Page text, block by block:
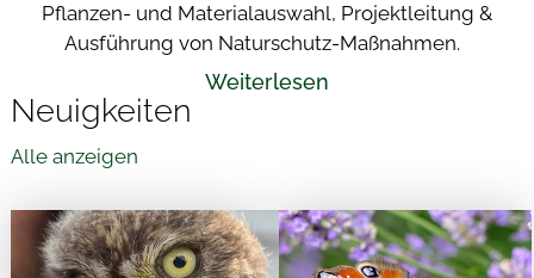
Pflanzen- und Materialauswahl, Projektleitung &
Ausführung von Naturschutz-Maßnahmen.
Weiterlesen
Neuigkeiten
Alle anzeigen